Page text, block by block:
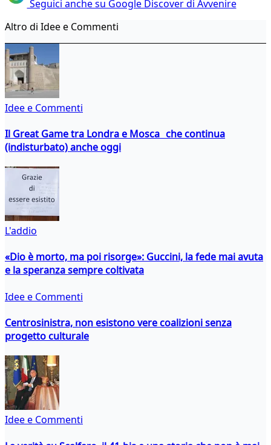
Seguici anche su Google Discover di Avvenire
Altro di Idee e Commenti
Idee e Commenti
Il Great Game tra Londra e Mosca che continua
(indisturbato) anche oggi
L'addio
«Dio è morto, ma poi risorge»: Guccini, la fede mai avuta
e la speranza sempre coltivata
Idee e Commenti
Centrosinistra, non esistono vere coalizioni senza
progetto culturale
Idee e Commenti